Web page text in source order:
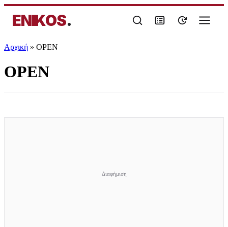
ENIKOS.
Αρχική » OPEN
OPEN